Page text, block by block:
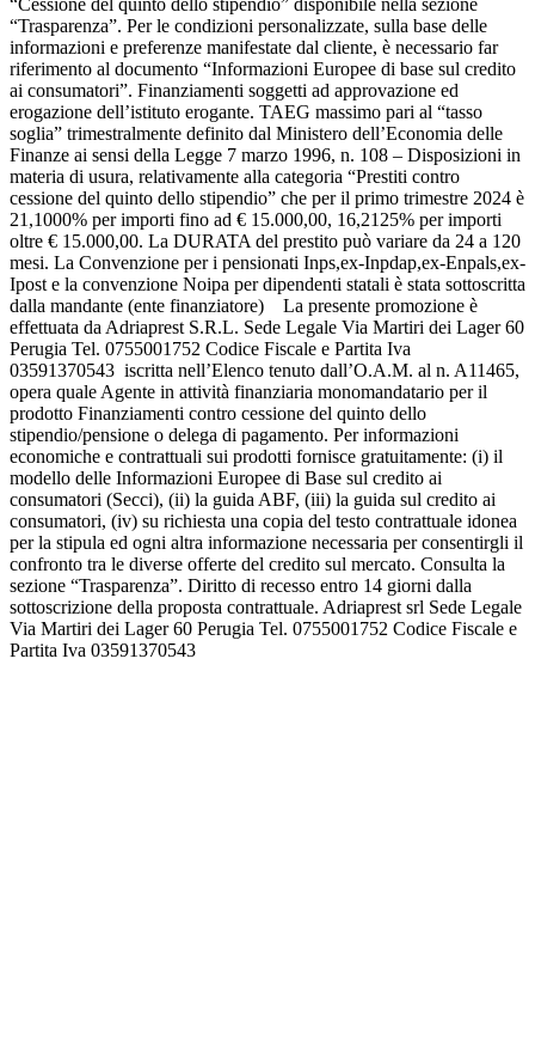
“Trasparenza”. Per le condizioni personalizzate, sulla base delle
informazioni e preferenze manifestate dal cliente, è necessario far
riferimento al documento “Informazioni Europee di base sul credito
ai consumatori”. Finanziamenti soggetti ad approvazione ed
erogazione dell’istituto erogante. TAEG massimo pari al “tasso
soglia” trimestralmente definito dal Ministero dell’Economia delle
Finanze ai sensi della Legge 7 marzo 1996, n. 108 – Disposizioni in
materia di usura, relativamente alla categoria “Prestiti contro
cessione del quinto dello stipendio” che per il primo trimestre 2024 è
21,1000% per importi fino ad € 15.000,00, 16,2125% per importi
oltre € 15.000,00. La DURATA del prestito può variare da 24 a 120
mesi. La Convenzione per i pensionati Inps,ex-Inpdap,ex-Enpals,ex-
Ipost e la convenzione Noipa per dipendenti statali è stata sottoscritta
dalla mandante (ente finanziatore) La presente promozione è
effettuata da Adriaprest S.R.L. Sede Legale Via Martiri dei Lager 60
Perugia Tel. 0755001752 Codice Fiscale e Partita Iva
03591370543 iscritta nell’Elenco tenuto dall’O.A.M. al n. A11465,
opera quale Agente in attività finanziaria monomandatario per il
prodotto Finanziamenti contro cessione del quinto dello
stipendio/pensione o delega di pagamento. Per informazioni
economiche e contrattuali sui prodotti fornisce gratuitamente: (i) il
modello delle Informazioni Europee di Base sul credito ai
consumatori (Secci), (ii) la guida ABF, (iii) la guida sul credito ai
consumatori, (iv) su richiesta una copia del testo contrattuale idonea
per la stipula ed ogni altra informazione necessaria per consentirgli il
confronto tra le diverse offerte del credito sul mercato. Consulta la
sezione “Trasparenza”. Diritto di recesso entro 14 giorni dalla
sottoscrizione della proposta contrattuale. Adriaprest srl Sede Legale
Via Martiri dei Lager 60 Perugia Tel. 0755001752 Codice Fiscale e
Partita Iva 03591370543